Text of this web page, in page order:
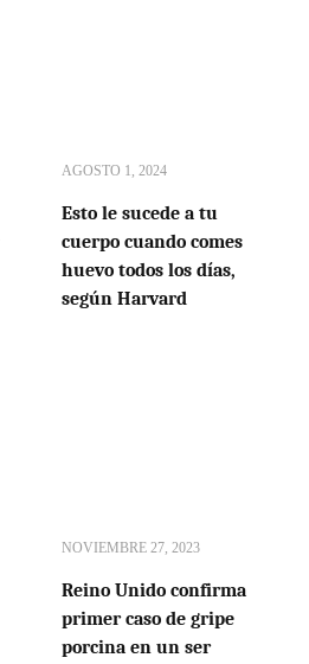
AGOSTO 1, 2024
Esto le sucede a tu
cuerpo cuando comes
huevo todos los días,
según Harvard
NOVIEMBRE 27, 2023
Reino Unido confirma
primer caso de gripe
porcina en un ser